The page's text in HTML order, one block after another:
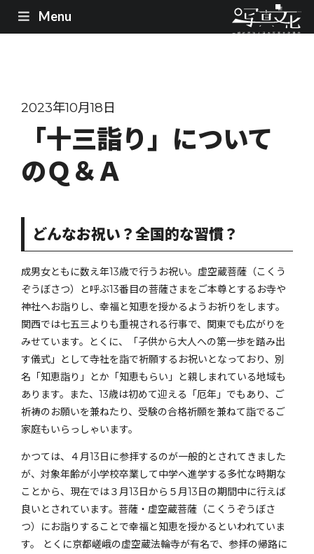
Menu
2023年10月18日
「十三詣り」について
のＱ＆Ａ
どんなお祝い？全国的な習慣？
成男女ともに数え年13歳で行うお祝い。虚空蔵菩薩（こくう
ぞうぼさつ）と呼ぶ13番目の菩薩さまをご本尊とするお寺や
神社へお詣りし、幸福と知恵を授かるようお祈りをします。
関西では七五三よりも重視される行事で、関東でも広がりを
みせています。とくに、「子供から大人への第一歩を踏み出
す儀式」として寺社を詣で祈願するお祝いとなっており、別
名「知恵詣り」とか「知恵もらい」と親しまれている地域も
あります。また、13歳は初めて迎える「厄年」でもあり、ご
祈祷のお願いを兼ねたり、受験の合格祈願を兼ねて詣でるご
家庭もいらっしゃいます。
かつては、４月13日に参拝するのが一般的とされてきました
が、対象年齢が小学校卒業して中学へ進学する多忙な時期な
ことから、現在では３月13日から５月13日の期間中に行えば
良いとされています。菩薩・虚空蔵菩薩（こくうぞうぼさ
つ）にお詣りすることで幸福と知恵を授かるといわれていま
す。 とくに京都嵯峨の虚空蔵法輪寺が有名で、参拝の帰路に